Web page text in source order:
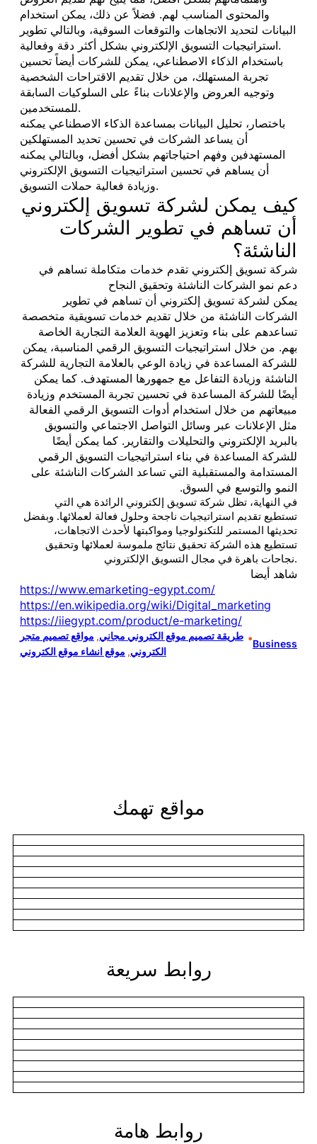
والمحتوى المناسب لهم. فضلاً عن ذلك، يمكن استخدام
البيانات لتحديد الاتجاهات والتوقعات السوقية، وبالتالي تطوير
استراتيجيات التسويق الإلكتروني بشكل أكثر دقة وفعالية.
باستخدام الذكاء الاصطناعي، يمكن للشركات أيضاً تحسين
تجربة المستهلك، من خلال تقديم الاقتراحات الشخصية
وتوجيه العروض والإعلانات بناءً على السلوكيات السابقة
للمستخدمين.
باختصار، تحليل البيانات بمساعدة الذكاء الاصطناعي يمكنه
أن يساعد الشركات في تحسين تحديد المستهلكين
المستهدفين وفهم احتياجاتهم بشكل أفضل، وبالتالي يمكنه
أن يساهم في تحسين استراتيجيات التسويق الإلكتروني
وزيادة فعالية حملات التسويق.
كيف يمكن لشركة تسويق إلكتروني
أن تساهم في تطوير الشركات
الناشئة؟
شركة تسويق إلكتروني تقدم خدمات متكاملة تساهم في
دعم نمو الشركات الناشئة وتحقيق النجاح
يمكن لشركة تسويق إلكتروني أن تساهم في تطوير
الشركات الناشئة من خلال تقديم خدمات تسويقية متخصصة
تساعدهم على بناء وتعزيز الهوية العلامة التجارية الخاصة
بهم. من خلال استراتيجيات التسويق الرقمي المناسبة، يمكن
للشركة المساعدة في زيادة الوعي بالعلامة التجارية للشركة
الناشئة وزيادة التفاعل مع جمهورها المستهدف. كما يمكن
أيضًا للشركة المساعدة في تحسين تجربة المستخدم وزيادة
مبيعاتهم من خلال استخدام أدوات التسويق الرقمي الفعالة
مثل الإعلانات عبر وسائل التواصل الاجتماعي والتسويق
بالبريد الإلكتروني والتحليلات والتقارير. كما يمكن أيضًا
للشركة المساعدة في بناء استراتيجيات التسويق الرقمي
المستدامة والمستقبلية التي تساعد الشركات الناشئة على
النمو والتوسع في السوق.
في النهاية، تظل شركة تسويق إلكتروني الرائدة هي التي
تستطيع تقديم استراتيجيات ناجحة وحلول فعالة لعملائها. وبفضل
تحديثها المستمر للتكنولوجيا ومواكبتها لأحدث الاتجاهات،
تستطيع هذه الشركة تحقيق نتائج ملموسة لعملائها وتحقيق
نجاحات باهرة في مجال التسويق الإلكتروني.
شاهد أيضا
https://www.emarketing-egypt.com/
https://en.wikipedia.org/wiki/Digital_marketing
https://iiegypt.com/product/e-marketing/
طريقة تصميم موقع الكتروني مجاني, مواقع تصميم متجر
الكتروني, موقع انشاء موقع الكتروني
•Business
مواقع تهمك
روابط سريعة
روابط هامة